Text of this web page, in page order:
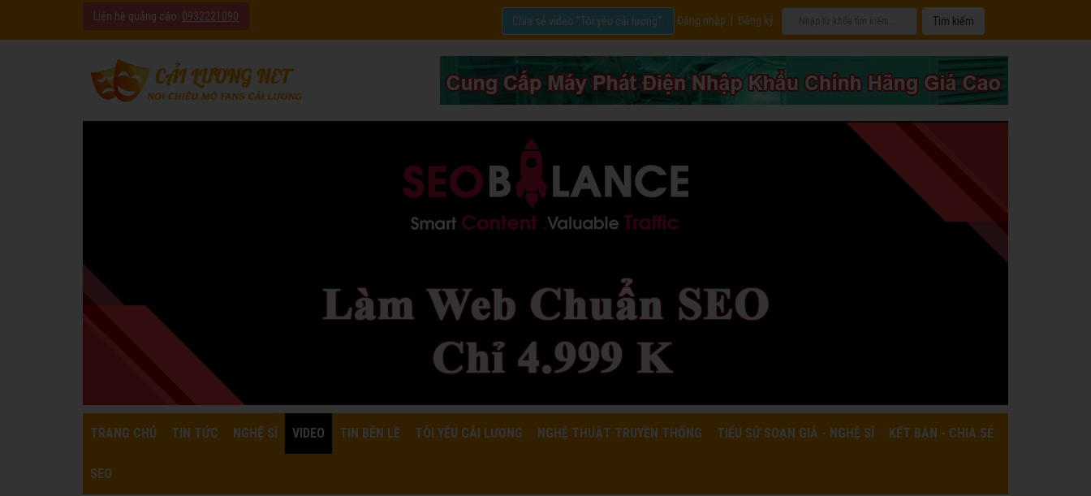
Liên hệ quảng cáo: 0932221090 Đăng nhập Đăng ký
Chia sẻ video "Tôi yêu cải lương".
TRANG CHỦ TIN TỨC NGHỆ SĨ VIDEO TIN BÊN LỀ TÔI YÊU CẢI LƯƠNG NGHỆ THUẬT TRUYỀN THỐNG TIỂU SỬ SOẠN GIẢ - NGHỆ SĨ KẾT BẠN - CHIA SẺ
SEO